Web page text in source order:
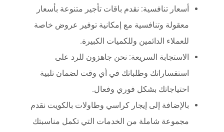
أسعار تنافسية: نقدم باقات تأجير متنوعة بأسعار
معقولة وتنافسية مع إمكانية توفير عروض خاصة
للعملاء الدائمين وللكميات الكبيرة.
الاستجابة السريعة: نحن جاهزون للرد على
استفساراتك وطلباتك في أي وقت لضمان تلبية
احتياجاتك بشكل فوري وفعال.
بالإضافة إلى إيجار كراسي وطاولات بالكويت نقدم
مجموعة شاملة من الخدمات التي تكمل مناسبتك